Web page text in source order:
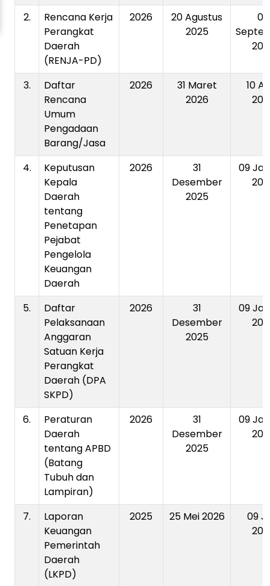
2.
Rencana Kerja
Perangkat
Daerah
(RENJA-PD)
2026
20 Agustus
2025
02
3.
Daftar
Rencana
Umum
Pengadaan
Barang/Jasa
2026
31 Maret
2026
10
4.
Keputusan
Kepala
Daerah
tentang
Penetapan
Pejabat
Pengelola
Keuangan
Daerah
2026
31
Desember
2025
09
5.
Daftar
Pelaksanaan
Anggaran
Satuan Kerja
Perangkat
Daerah (DPA
SKPD)
2026
31
Desember
2025
09
6.
Peraturan
Daerah
tentang APBD
(Batang
Tubuh dan
Lampiran)
2026
31
Desember
2025
09
7.
Laporan
Keuangan
Pemerintah
Daerah
(LKPD)
2025 25 Mei 2026
09